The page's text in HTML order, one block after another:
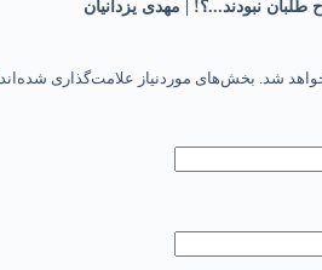
طلبان نبودند...؟! | مهدی یزدانیان
شد. بخش‌های موردنیاز علامت‌گذاری شده‌اند